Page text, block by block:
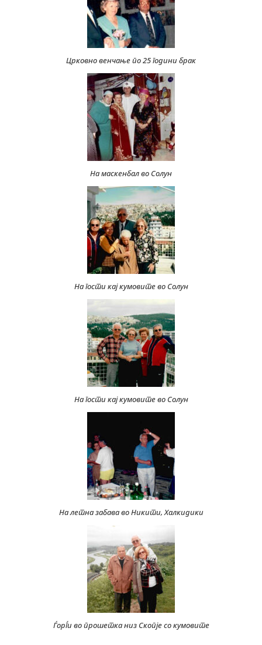
Црковно венчање по 25 години брак
На маскенбал во Солун
На гости кај кумовите во Солун
На гости кај кумовите во Солун
На летна забава во Никити, Халкидики
Ѓорѓи во прошетка низ Скопје со кумовите